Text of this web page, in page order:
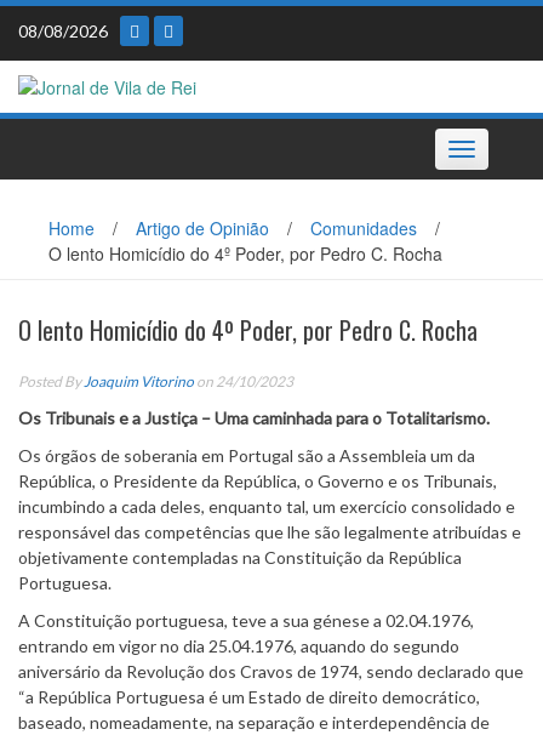
Skip
content
08/08/2026
Toggle
navigation
Home / Artigo de Opinião / Comunidades
/
O lento Homicídio do 4º Poder, por Pedro C. Rocha
O lento Homicídio do 4º Poder, por Pedro C. Rocha
Posted By Joaquim Vitorino on 24/10/2023
Os Tribunais e a Justiça – Uma caminhada para o Totalitarismo.
Os órgãos de soberania em Portugal são a Assembleia um da
República, o Presidente da República, o Governo e os Tribunais,
incumbindo a cada deles, enquanto tal, um exercício consolidado e
responsável das competências que lhe são legalmente atribuídas e
objetivamente contempladas na Constituição da República
Portuguesa.
A Constituição portuguesa, teve a sua génese a 02.04.1976,
entrando em vigor no dia 25.04.1976, aquando do segundo
aniversário da Revolução dos Cravos de 1974, sendo declarado que
“a República Portuguesa é um Estado de direito democrático,
baseado, nomeadamente, na separação e interdependência de